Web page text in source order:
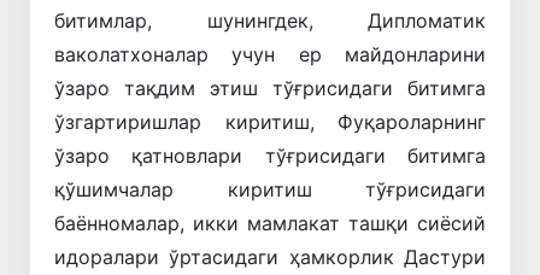
битимлар, шунингдек, Дипломатик
ваколатхоналар учун ер майдонларини
ўзаро тақдим этиш тўғрисидаги битимга
ўзгартиришлар киритиш, Фуқароларнинг
ўзаро қатновлари тўғрисидаги битимга
қўшимчалар киритиш тўғрисидаги
баённомалар, икки мамлакат ташқи сиёсий
идоралари ўртасидаги ҳамкорлик Дастури